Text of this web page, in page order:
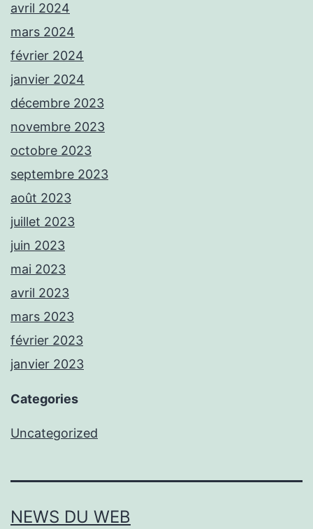
avril 2024
mars 2024
février 2024
janvier 2024
décembre 2023
novembre 2023
octobre 2023
septembre 2023
août 2023
juillet 2023
juin 2023
mai 2023
avril 2023
mars 2023
février 2023
janvier 2023
Categories
Uncategorized
NEWS DU WEB